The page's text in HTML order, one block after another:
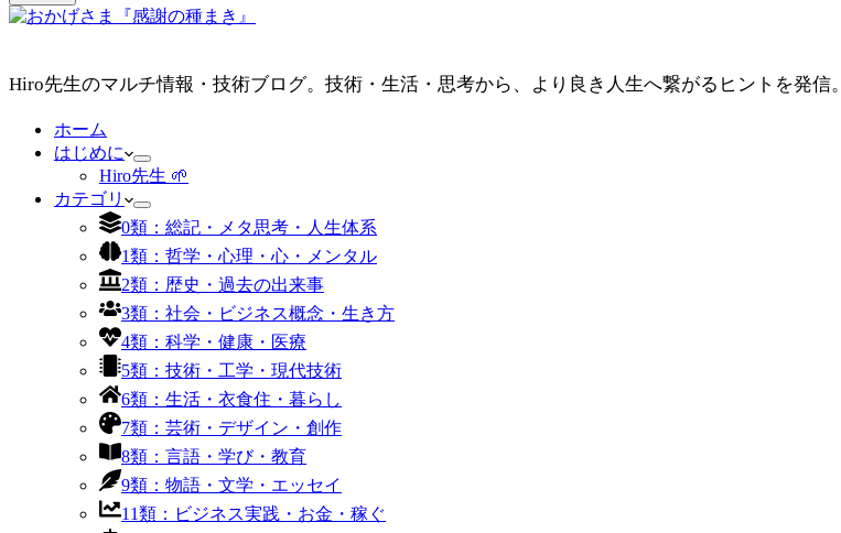
Hiro先生のマルチ情報・技術ブログ。技術・生活・思考から、より良き人生へ繋がるヒントを発信。
ホーム
はじめに
Hiro先生 🌱
カテゴリ
0類：総記・メタ思考・人生体系
1類：哲学・心理・心・メンタル
2類：歴史・過去の出来事
3類：社会・ビジネス概念・生き方
4類：科学・健康・医療
5類：技術・工学・現代技術
6類：生活・衣食住・暮らし
7類：芸術・デザイン・創作
8類：言語・学び・教育
9類：物語・文学・エッセイ
11類：ビジネス実践・お金・稼ぐ